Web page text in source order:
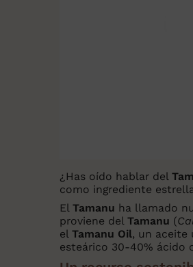
¿Has oído hablar del
como ingrediente
El Tamanu ha llamado
proviene del Tamanu (
el Tamanu Oil, un aceite
esteárico 30-40% ácido